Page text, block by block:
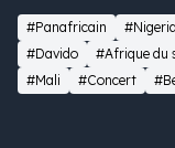
#Panafricain #Nigeria
#Davido
#Afrique du
#Mali
#Concert